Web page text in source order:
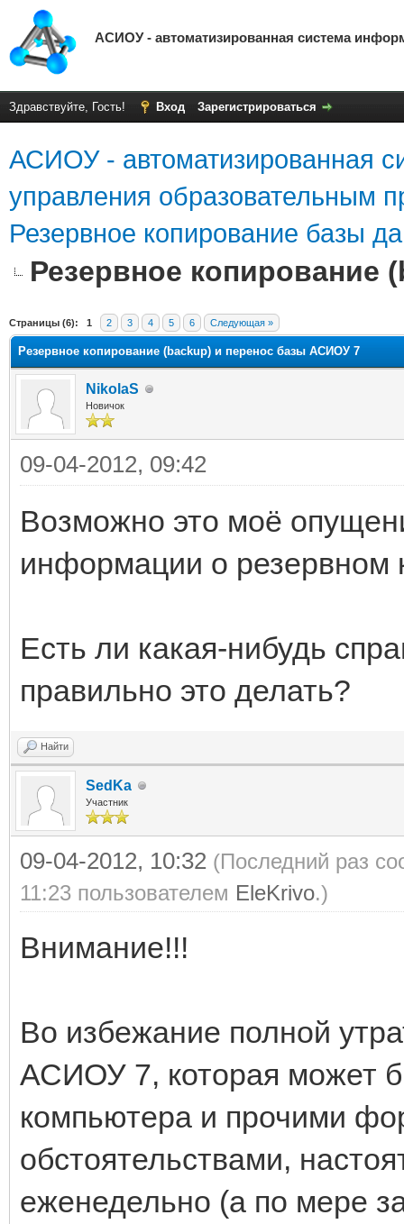
АСИОУ - автоматизированная система
Здравствуйте, Гость! Вход Зарегистрироваться
АСИОУ - автоматизированная
управления образовательным
Резервное копирование базы
Резервное
Страницы (6): 1 2 3 4 5 6 Следующая »
оценка: 0
Резервное копирование (backup) и перенос базы АСИОУ 7
NikolaS
Новичок
09-04-2012, 09:42
Возможно это моё
информации о резервном
Есть ли какая-нибудь
правильно это делать?
Найти
SedKa
Участник
09-04-2012, 10:32 (Последний раз
11:23 пользователем EleKrivo.)
Внимание!!!
Во избежание полной
АСИОУ 7, которая может
компьютера и прочими
обстоятельствами,
еженедельно (а по мере